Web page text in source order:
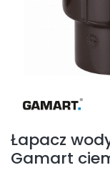
Łapacz
Gamart